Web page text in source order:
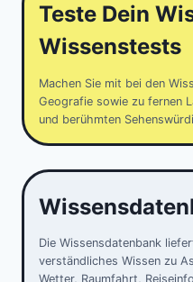
Teste Dein
Wissenstests
Machen Sie mit bei den
Geografie sowie zu fernen
und berühmten
Die Wissensdatenbank
verständliches Wissen zu
Wetter, Raumfahrt,